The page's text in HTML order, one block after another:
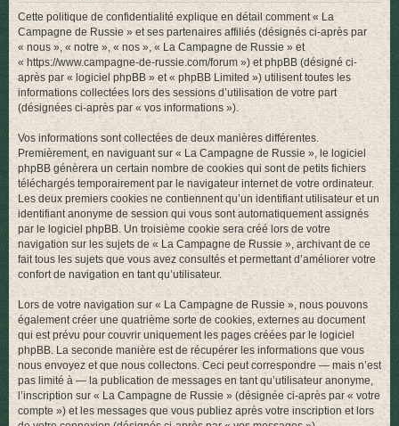
h
Cette politique de confidentialité explique en détail comment « La
Campagne de Russie » et ses partenaires affiliés (désignés ci-après par
« nous », « notre », « nos », « La Campagne de Russie » et
« https://www.campagne-de-russie.com/forum ») et phpBB (désigné ci-
après par « logiciel phpBB » et « phpBB Limited ») utilisent toutes les
informations collectées lors des sessions d’utilisation de votre part
(désignées ci-après par « vos informations »).
Vos informations sont collectées de deux manières différentes.
Premièrement, en naviguant sur « La Campagne de Russie », le logiciel
phpBB génèrera un certain nombre de cookies qui sont de petits fichiers
téléchargés temporairement par le navigateur internet de votre ordinateur.
Les deux premiers cookies ne contiennent qu’un identifiant utilisateur et un
identifiant anonyme de session qui vous sont automatiquement assignés
par le logiciel phpBB. Un troisième cookie sera créé lors de votre
navigation sur les sujets de « La Campagne de Russie », archivant de ce
fait tous les sujets que vous avez consultés et permettant d’améliorer votre
confort de navigation en tant qu’utilisateur.
Lors de votre navigation sur « La Campagne de Russie », nous pouvons
également créer une quatrième sorte de cookies, externes au document
qui est prévu pour couvrir uniquement les pages créées par le logiciel
phpBB. La seconde manière est de récupérer les informations que vous
nous envoyez et que nous collectons. Ceci peut correspondre — mais n’est
pas limité à — la publication de messages en tant qu’utilisateur anonyme,
l’inscription sur « La Campagne de Russie » (désignée ci-après par « votre
compte ») et les messages que vous publiez après votre inscription et lors